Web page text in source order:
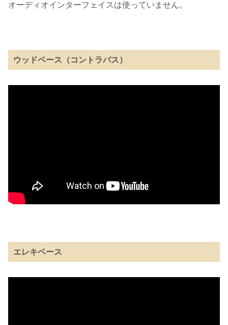
オーディオインターフェイスは使っていません。
ウッドベース（コントラバス）
エレキベース